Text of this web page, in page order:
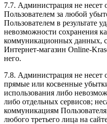
7.7. Администрация не несет
Пользователем за любой
Пользователем в результате
невозможности сохранения
коммуникационных данных,
Интернет-магазин Online-
него.
7.8. Администрация не несет
прямые или косвенные
использования либо
либо отдельных сервисов;
коммуникациям
любого третьего лица на